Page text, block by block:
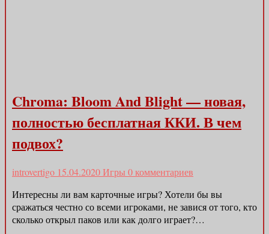
Chroma: Bloom And Blight — новая,
полностью бесплатная ККИ. В чем
подвох?
introvertigo 15.04.2020Игры 0 комментариев
Интересны ли вам карточные игры? Хотели бы вы
сражаться честно со всеми игроками, не завися от того, кто
сколько открыл паков или как долго играет?…